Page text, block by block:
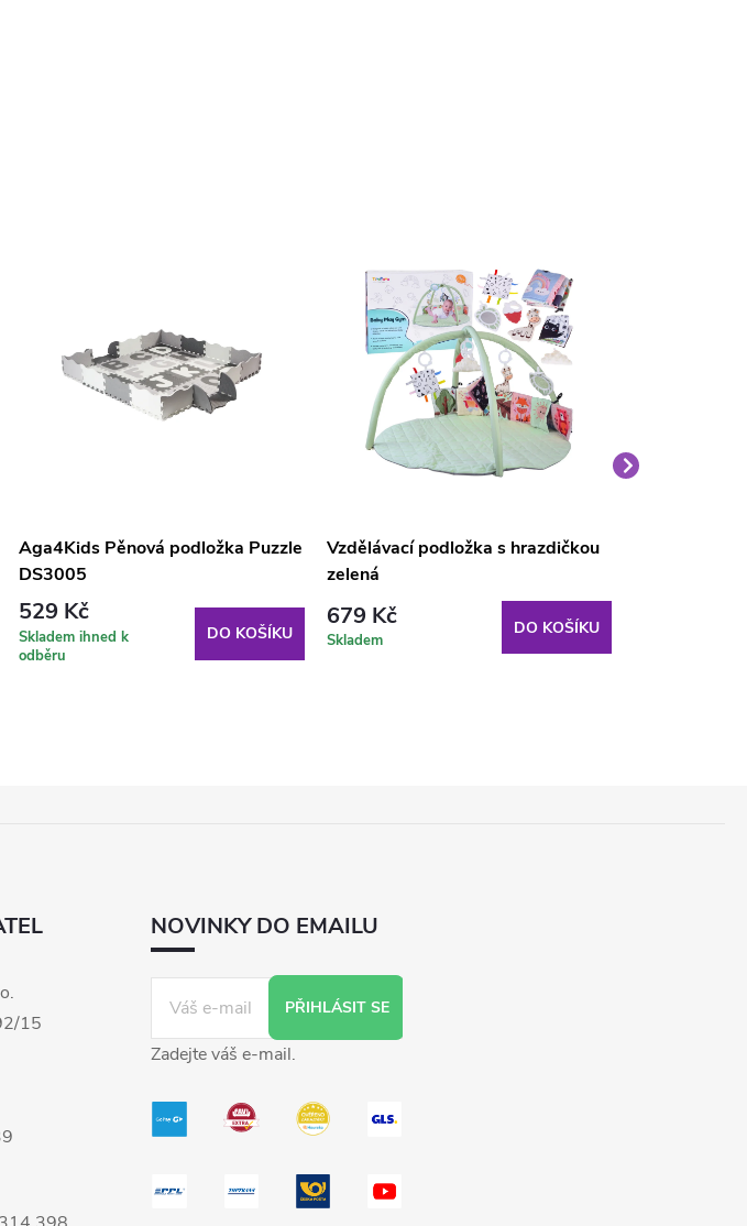
Aga4Kids Pěnová podložka Puzzle
DS3005
529 Kč
Skladem ihned k
odběru
DO KOŠÍKU
Vzdělávací podložka s hrazdičkou
zelená
679 Kč
Skladem
DO KOŠÍKU
15
NOVINKY DO EMAILU
PŘIHLÁSIT SE
Zadejte váš e-mail.